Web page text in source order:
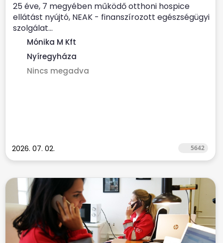
25 éve, 7 megyében működő otthoni hospice
ellátást nyújtó, NEAK - finanszírozott egészségügyi
szolgálat...
Mónika M Kft
Nyíregyháza
Nincs megadva
2026. 07. 02. 5642